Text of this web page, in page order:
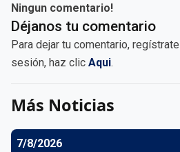
Ningun comentario!
Déjanos tu comentario
Para dejar tu comentario, regístrate
sesión, haz clic Aqui.
Más Noticias
7/8/2026